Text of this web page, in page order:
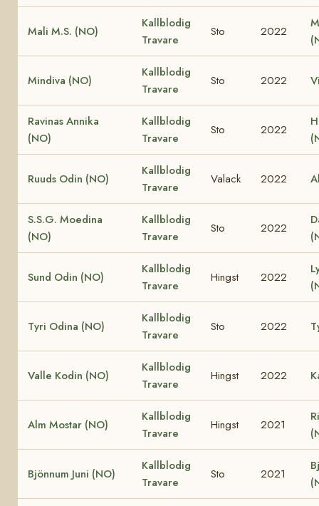
Mali M.S. (NO)
Kallblodig
Travare
Sto 2022
Mindiva (NO)
Kallblodig
Travare
Sto 2022
Ravinas Annika
(NO)
Kallblodig
Travare
Sto 2022
Ruuds Odin (NO)
Kallblodig
Travare
Valack 2022
S.S.G. Moedina
(NO)
Kallblodig
Travare
Sto 2022
Sund Odin (NO)
Kallblodig
Travare
Hingst 2022
Tyri Odina (NO)
Kallblodig
Travare
Sto 2022
Valle Kodin (NO)
Kallblodig
Travare
Hingst 2022
Alm Mostar (NO)
Kallblodig
Travare
Hingst 2021
Bjönnum Juni (NO)
Kallblodig
Travare
Sto 2021